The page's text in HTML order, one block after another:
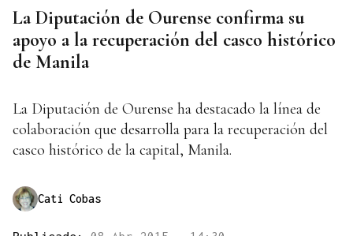
La Diputación de Ourense confirma su
apoyo a la recuperación del casco histórico
de Manila
La Diputación de Ourense ha destacado la línea de
colaboración que desarrolla para la recuperación del
casco histórico de la capital, Manila.
Cati Cobas